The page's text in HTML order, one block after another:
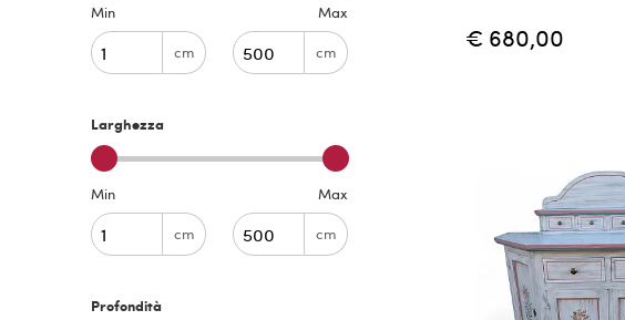
Min
cm
Max
cm
Larghezza
Min
cm
Max
cm
Profondità
€ 680,00